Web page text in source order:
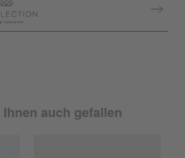
auch gefallen